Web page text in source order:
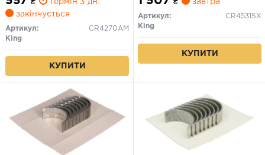
₴
термін 3 дн.
закінчується
Артикул:
CR4270AM
King
КУПИТИ
₴ завтра
Артикул:
CR4531SX
King
КУПИТИ